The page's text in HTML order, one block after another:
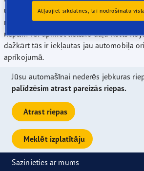
un mēs piedāvājam plašāko tirgū
riepu klāstu atbilstoši Eiropas riepu
riepām var aprīkot lielāko daļu Rolls
dažkārt tās ir iekļautas jau automobiļa
aprīkojumā.
Jūsu automašīnai nederēs jebkuras
palīdzēsim atrast pareizās riepas.
Atrast riepas
Meklēt izplatītāju
Sazinieties ar mums
Atļaujiet sīkdatnes, lai nodrošinātu